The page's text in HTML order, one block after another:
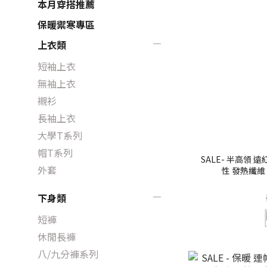
本月穿搭推薦
保暖禦寒專區
上衣類
短袖上衣
無袖上衣
襯衫
長袖上衣
大學T系列
帽T系列
外套
下身類
短褲
休閒長褲
八/九分褲系列
SALE- 半高領 遠
性 發熱纖